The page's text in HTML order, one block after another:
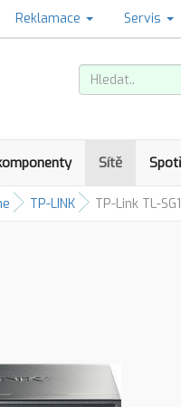
Reklamace Servis
Sítě
TP-LINK TP-Link TL-